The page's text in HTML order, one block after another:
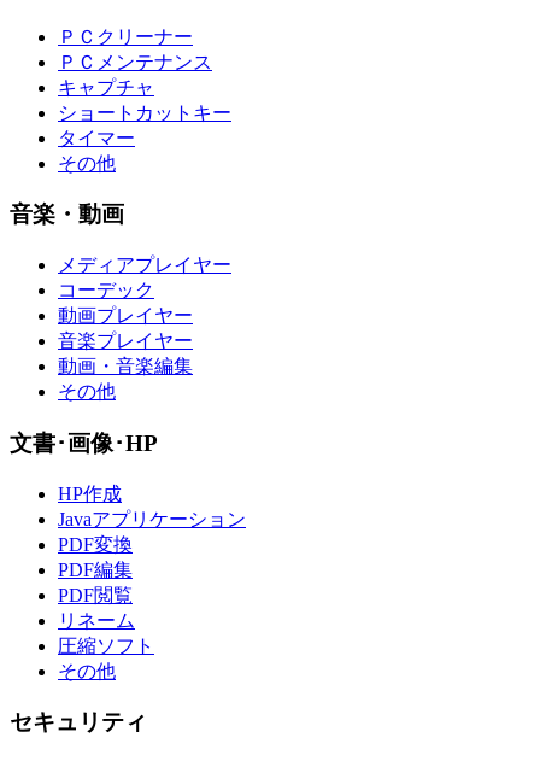
ＰＣクリーナー
ＰＣメンテナンス
キャプチャ
ショートカットキー
タイマー
その他
音楽・動画
メディアプレイヤー
コーデック
動画プレイヤー
音楽プレイヤー
動画・音楽編集
その他
文書･画像･HP
HP作成
Javaアプリケーション
PDF変換
PDF編集
PDF閲覧
リネーム
圧縮ソフト
その他
セキュリティ